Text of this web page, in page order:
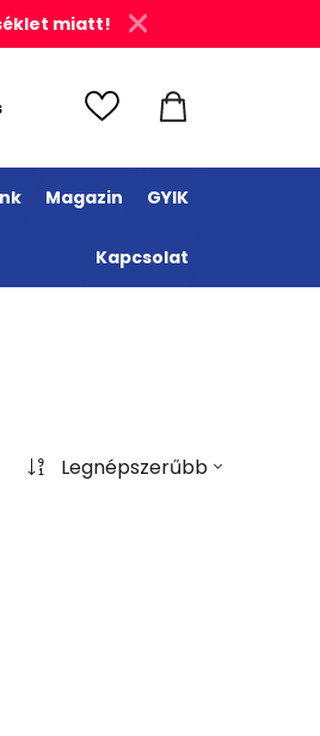
miatt!
Magazin GYIK
Kapcsolat
Legnépszerűbb